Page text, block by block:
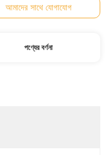
আমাদের সাথে যোগাযোগ
পণ্যের বর্ণনা